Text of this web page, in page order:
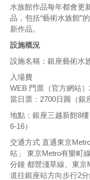
水族館作品每年都會更
品，包括“藝術水族館”
新作品。
設施概況
設施名稱：銀座藝術水
入場費
WEB 門票（官方網站
當日票：2700日圓（銀
地點：銀座三越新館8
6-16）
交通方式 直通東京
站」 東京Metro有樂町
分鐘 都營淺草線、東京
道往銀座站方向步行2